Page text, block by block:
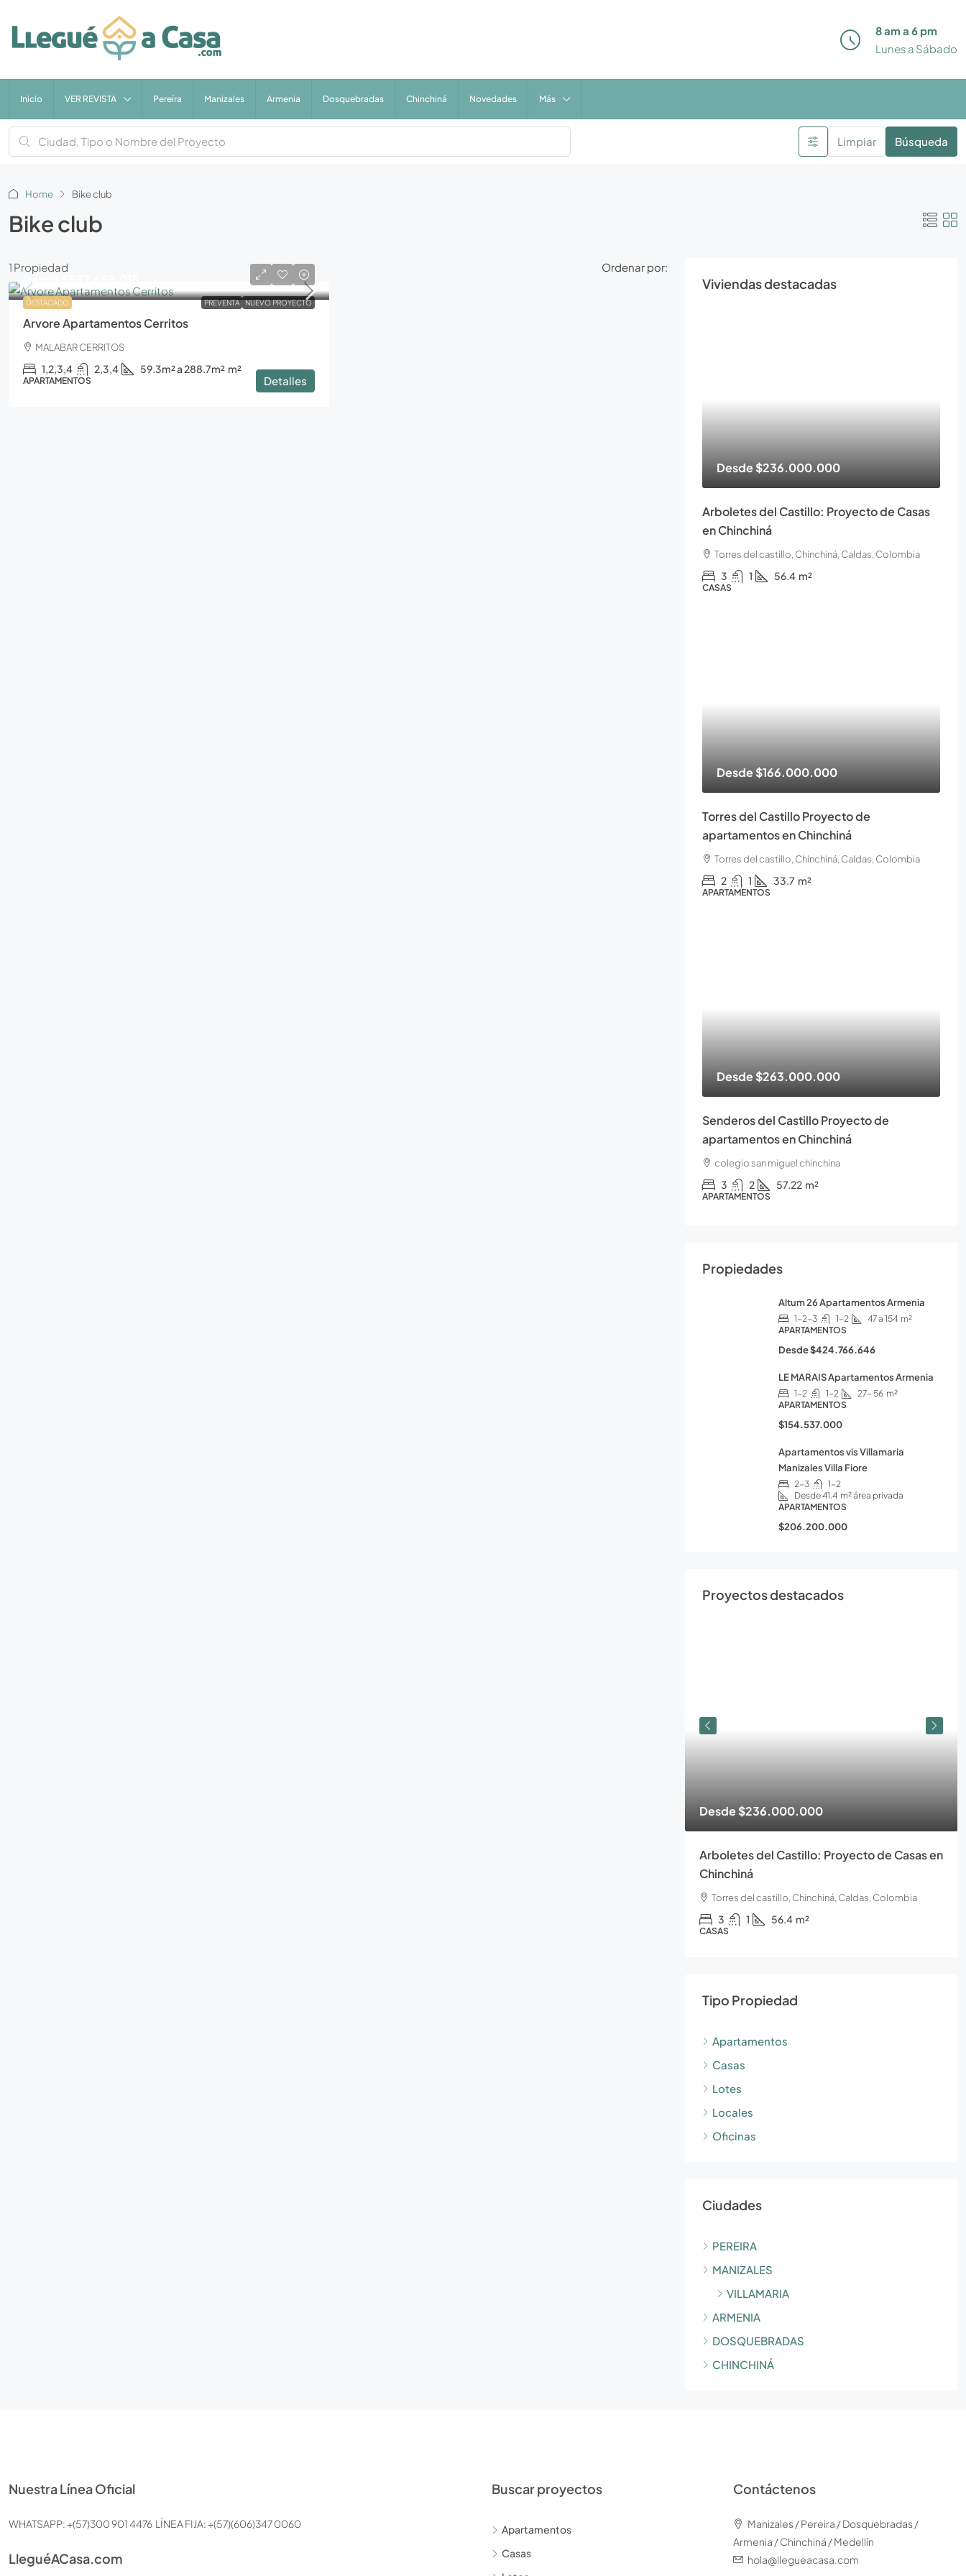
8 am a 6 pm
Lunes a Sábado
Inicio VER REVISTA Pereíra Manizales Armenia Dosquebradas Chinchiná Novedades Más
Limpiar Búsqueda
Home Bike club
Bike club
1 Propiedad Ordenar por:
DESTACADO PREVENTA NUEVO PROYECTO
Desde
Arvore Apartamentos Cerritos
MALABAR CERRITOS
1,2,3,4 2,3,4 59.3m² a 288.7m² m²
APARTAMENTOS Detalles
Viviendas destacadas
Desde$236.000.000
Arboletes del Castillo: Proyecto de Casas
en Chinchiná
Torres del castillo, Chinchiná, Caldas, Colombia
3 1 56.4 m²
CASAS
Desde$166.000.000
Torres del Castillo Proyecto de
apartamentos en Chinchiná
Torres del castillo, Chinchiná, Caldas, Colombia
2 1 33.7 m²
APARTAMENTOS
Desde$263.000.000
Senderos del Castillo Proyecto de
apartamentos en Chinchiná
colegio san miguel chinchina
3 2 57.22 m²
APARTAMENTOS
Propiedades
Altum 26 Apartamentos Armenia
1-2-3 1-2 47 a 154 m²
APARTAMENTOS
Desde$424.766.646
LE MARAIS Apartamentos Armenia
1-2 1-2 27- 56 m²
APARTAMENTOS
$154.537.000
Apartamentos vis Villamaria
Manizales Villa Fiore
2-3
1-2
Desde 41.4 m² área privada
APARTAMENTOS
$206.200.000
Proyectos destacados
Desde$236.000.000
Arboletes del Castillo: Proyecto de Casas en
Chinchiná
Torres del castillo, Chinchiná, Caldas, Colombia
3 1 56.4 m²
CASAS
Tipo Propiedad
Apartamentos
Casas
Lotes
Locales
Oficinas
Ciudades
PEREIRA
MANIZALES
VILLAMARIA
ARMENIA
DOSQUEBRADAS
CHINCHINÁ
Nuestra Línea Oficial
WHATSAPP: +(57)300 901 4476 LÍNEA FIJA: +(57)(606)347 0060
LleguéACasa.com
Buscar proyectos
Apartamentos
Casas
Contáctenos
Manizales / Pereira / Dosquebradas /
Armenia / Chinchiná / Medellín
hola@llegueacasa.com